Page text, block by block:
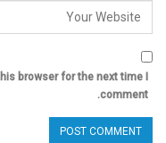
browser for the next time I
comment.